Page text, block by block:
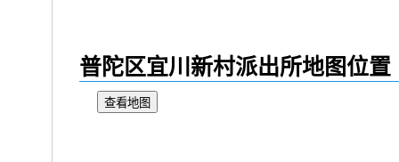
普陀区宜川新村派出所地图位置
查看地图